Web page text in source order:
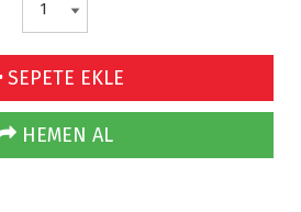
SEPETE EKLE
HEMEN AL